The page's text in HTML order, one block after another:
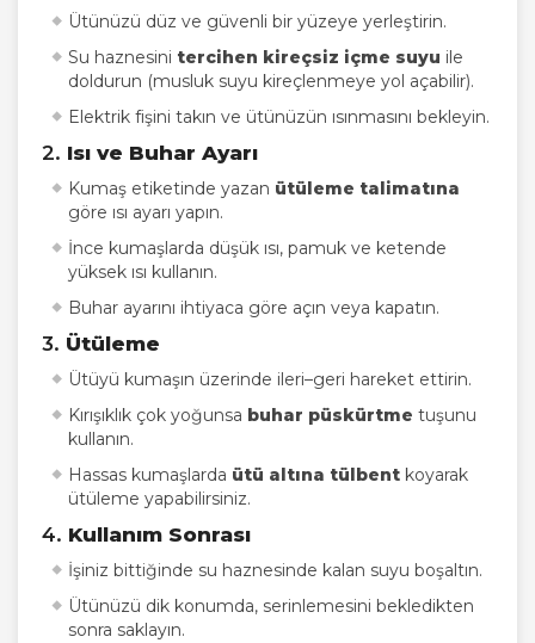
Ütünüzü düz ve güvenli bir yüzeye yerleştirin.
Su haznesini tercihen kireçsiz içme suyu ile
doldurun (musluk suyu kireçlenmeye yol açabilir).
Elektrik fişini takın ve ütünüzün ısınmasını bekleyin.
2. Isı ve Buhar Ayarı
Kumaş etiketinde yazan ütüleme talimatına
göre ısı ayarı yapın.
İnce kumaşlarda düşük ısı, pamuk ve ketende
yüksek ısı kullanın.
Buhar ayarını ihtiyaca göre açın veya kapatın.
3. Ütüleme
Ütüyü kumaşın üzerinde ileri–geri hareket ettirin.
Kırışıklık çok yoğunsa buhar püskürtme tuşunu
kullanın.
Hassas kumaşlarda ütü altına tülbent koyarak
ütüleme yapabilirsiniz.
4. Kullanım Sonrası
İşiniz bittiğinde su haznesinde kalan suyu boşaltın.
Ütünüzü dik konumda, serinlemesini bekledikten
sonra saklayın.